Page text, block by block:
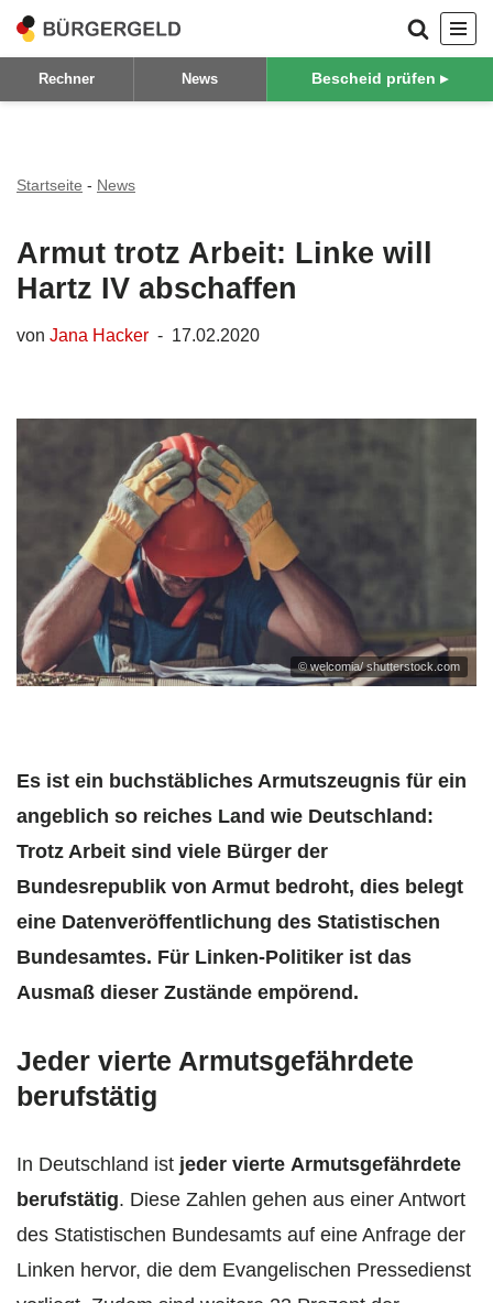
Zum
Inhalt
Rechner News Bescheid prüfen ▸
Startseite - News
Armut trotz Arbeit: Linke will
Hartz IV abschaffen
von Jana Hacker 17.02.2020
© welcomia/ shutterstock.com
Es ist ein buchstäbliches Armutszeugnis für ein
angeblich so reiches Land wie Deutschland:
Trotz Arbeit sind viele Bürger der
Bundesrepublik von Armut bedroht, dies belegt
eine Datenveröffentlichung des Statistischen
Bundesamtes. Für Linken-Politiker ist das
Ausmaß dieser Zustände empörend.
Jeder vierte Armutsgefährdete
berufstätig
In Deutschland ist jeder vierte Armutsgefährdete
berufstätig. Diese Zahlen gehen aus einer Antwort
des Statistischen Bundesamts auf eine Anfrage der
Linken hervor, die dem Evangelischen Pressedienst